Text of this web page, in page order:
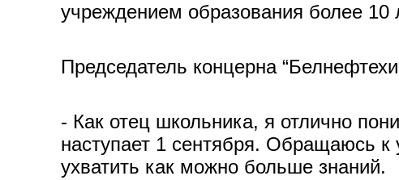
учреждением образования более 10
Председатель концерна
- Как отец школьника, я отлично
наступает 1 сентября. Обращаюсь к
ухватить как можно больше знаний.